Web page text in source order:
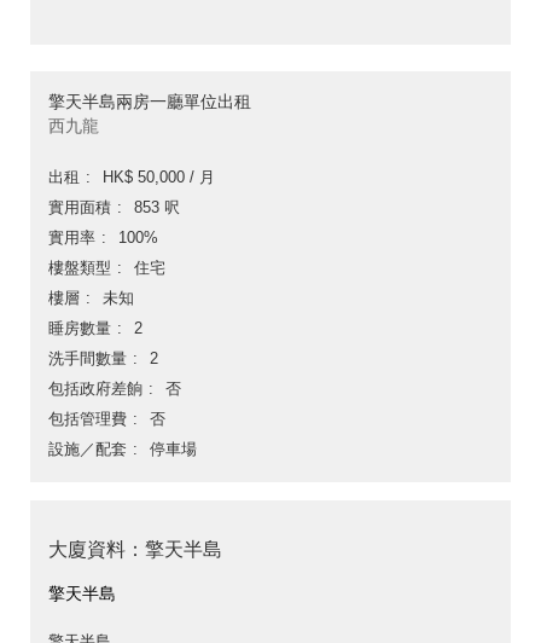
擎天半島兩房一廳單位出租
西九龍
出租
HK$ 50,000 / 月
實用面積
853 呎
實用率
100%
樓盤類型
住宅
樓層
未知
睡房數量
2
洗手間數量
2
包括政府差餉
否
包括管理費
否
設施／配套
停車場
大廈資料：擎天半島
擎天半島